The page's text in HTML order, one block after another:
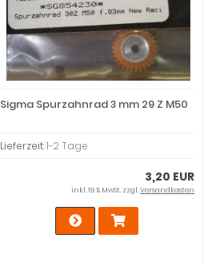
Sigma Spurzahnrad 3 mm 29 Z M50
Lieferzeit:1-2 Tage
3,20 EUR
inkl. 19 % MwSt. zzgl.Versandkosten